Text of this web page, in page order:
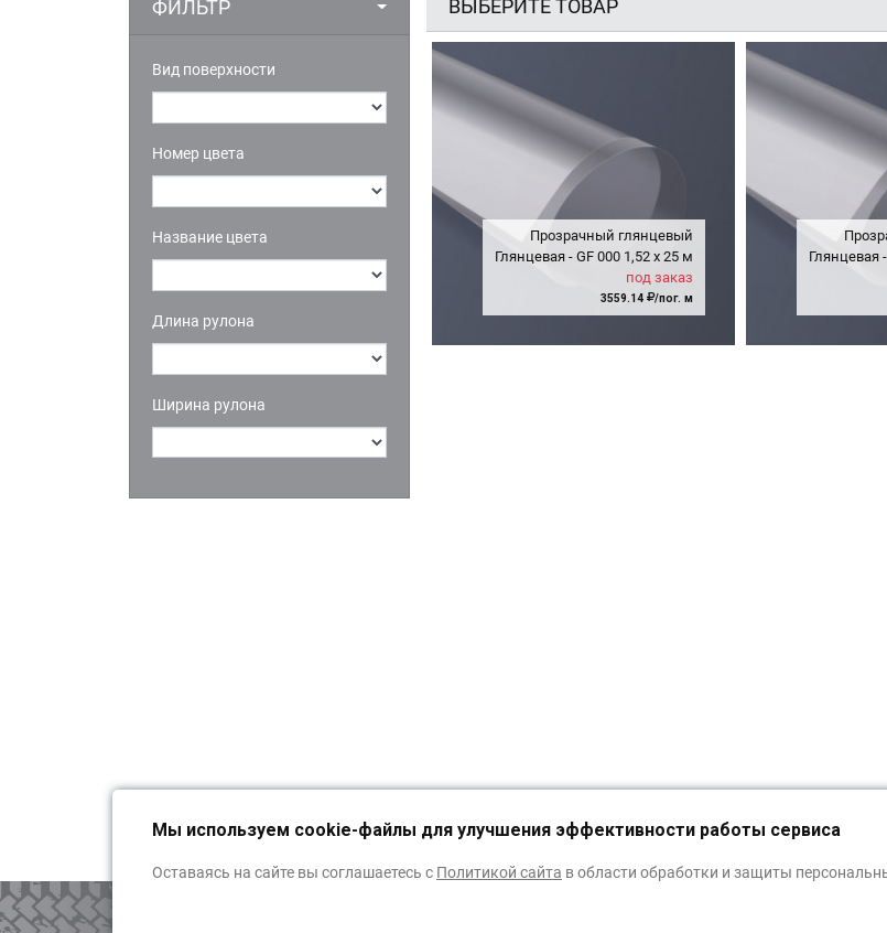
Мы используем cookie-файлы для улучшения эффективности работы сервиса
Оставаясь на сайте вы соглашаетесь с Политикой сайта в области обработки и защиты
ФИЛЬТР
Вид поверхности
Номер цвета
Название цвета
Длина рулона
Ширина рулона
ВЫБЕРИТЕ ТОВАР
Прозрачный глянцевый
Глянцевая - GF 000 1,52x 25 м
под заказ
3559.14 /пог. м
Глянцевая